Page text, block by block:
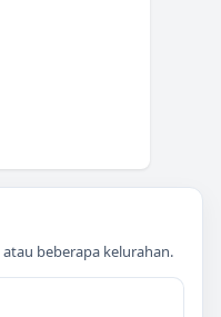
beberapa kelurahan.